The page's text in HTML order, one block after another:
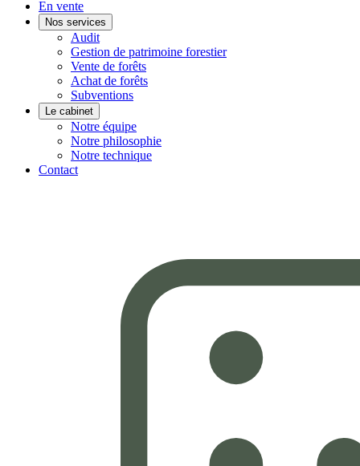
En vente
Nos services
Audit
Gestion de patrimoine forestier
Vente de forêts
Achat de forêts
Subventions
Le cabinet
Notre équipe
Notre philosophie
Notre technique
Contact